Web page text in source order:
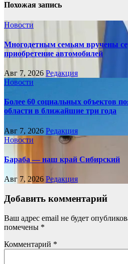
Похожая запись
Новости
Многодетным семьям вручены
приобретение автомобилей
Авг 7, 2026 Редакция
Новости
Более 60 социальных объектов
области в ближайшие три года
Авг 7, 2026 Редакция
Новости
Бараба — наш край Сибирский
Авг 7, 2026 Редакция
Добавить комментарий
Ваш адрес email не будет
помечены *
Комментарий *